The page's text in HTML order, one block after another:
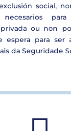
social,
necesarios
ou non
espera para ser
da Seguridade